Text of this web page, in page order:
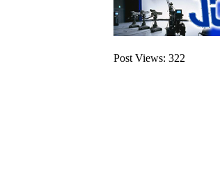
Post Views: 322